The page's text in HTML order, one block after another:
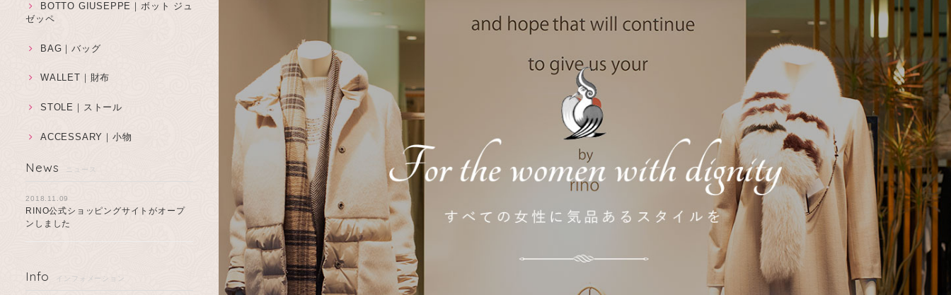
BOTTO GIUSEPPE｜ボット ジュ
ゼッペ
BAG｜バッグ
WALLET｜財布
STOLE｜ストール
ACCESSARY｜小物
News ニュース
2018.11.09
RINO公式ショッピングサイトがオープ
ンしました
Info インフォメーション